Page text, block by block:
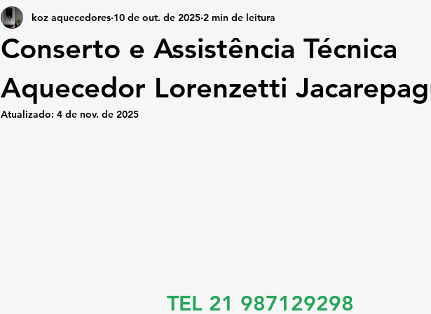
Conserto e Assistência Técnica
Aquecedor Lorenzetti
koz aquecedores 10 de out. de 2025 2 min de leitura
Atualizado: 4 de nov. de 2025
TEL 21 987129298